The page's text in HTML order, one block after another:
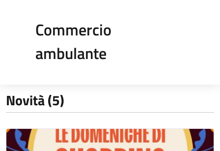
Commercio
ambulante
Novità (5)